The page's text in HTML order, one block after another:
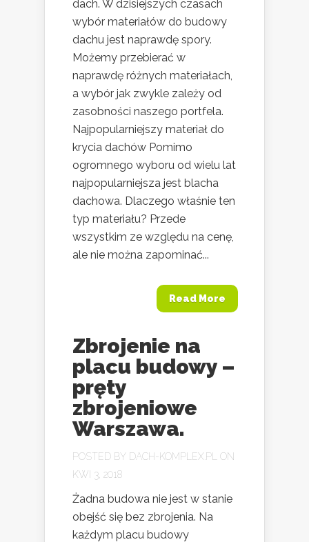
dach. W dzisiejszych czasach
wybór materiałów do budowy
dachu jest naprawdę spory.
Możemy przebierać w
naprawdę różnych materiałach,
a wybór jak zwykle zależy od
zasobności naszego portfela.
Najpopularniejszy materiał do
krycia dachów Pomimo
ogromnego wyboru od wielu lat
najpopularniejsza jest blacha
dachowa. Dlaczego właśnie ten
typ materiału? Przede
wszystkim ze względu na cenę,
ale nie można zapominać...
Read More
Zbrojenie na
placu budowy –
pręty
zbrojeniowe
Warszawa.
POSTED BY DACH-KOMPLEX.PL
ON
KWI 3, 2018
Żadna budowa nie jest w stanie
obejść się bez zbrojenia. Na
każdym placu budowy